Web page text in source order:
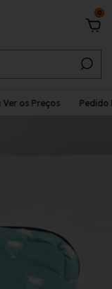
0
os Preços Pedido